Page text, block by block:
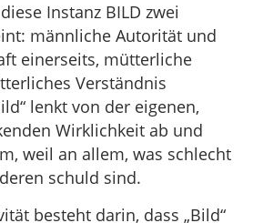
Instanz BILD zwei
männliche Autorität und
einerseits, mütterliche
Verständnis
lenkt von der eigenen,
Wirklichkeit ab und
weil an allem, was schlecht
schuld sind.
besteht darin, dass „Bild“